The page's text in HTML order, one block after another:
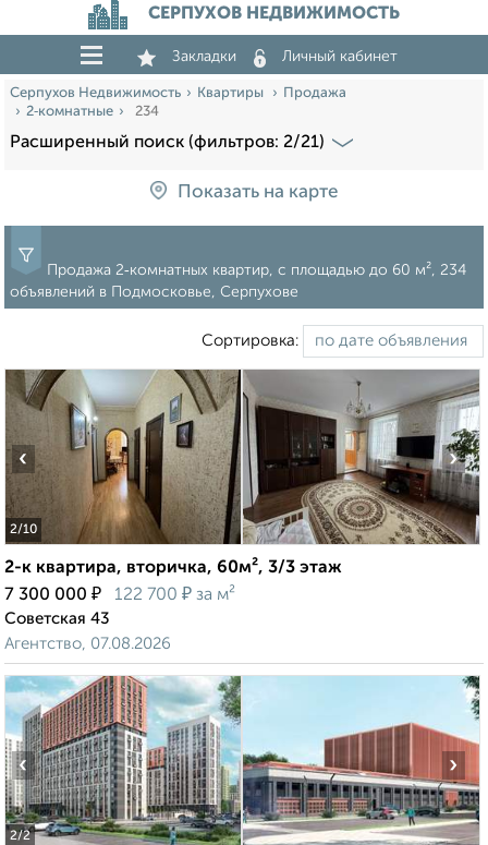
СЕРПУХОВ НЕДВИЖИМОСТЬ
Закладки Личный кабинет
Серпухов Недвижимость Квартиры
Продажа
2‑комнатные
234
Расширенный поиск (фильтров: 2/21)
Показать на карте
Продажа 2‑комнатных квартир, c площадью до 60 м², 234
объявлений в Подмосковье, Серпухове
Сортировка:
2/10
‹ ›
2-к квартира, вторичка, 60м², 3/3 этаж
7 300 000 ₽ 122 700 ₽ за м²
Советская 43
Агентство, 07.08.2026
2/2
‹ ›